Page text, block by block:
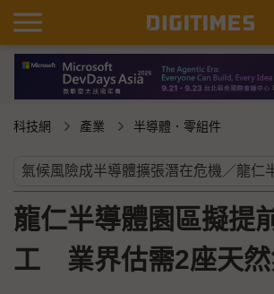
科技網 產業 半導體．零組件
龍仁半導體園區擬提
工 業界估需2座天然